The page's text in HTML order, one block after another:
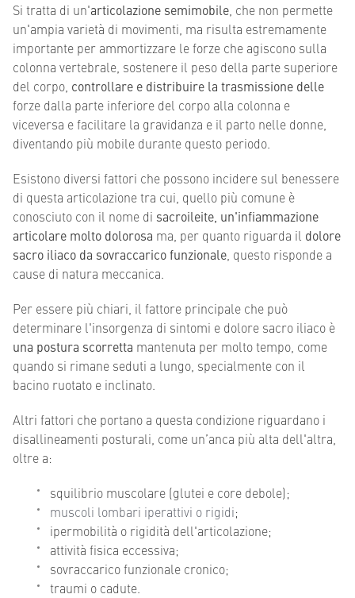
Si tratta di un'articolazione semimobile , che non permette
un'ampia varietà di movimenti, ma risulta estremamente
importante per ammortizzare le forze che agiscono sulla
colonna vertebrale, sostenere il peso della parte superiore
del corpo, controllare e distribuire la trasmissione delle
forze dalla parte inferiore del corpo alla colonna e
viceversa e facilitare la gravidanza e il parto nelle donne,
diventando più mobile durante questo periodo.
Esistono diversi fattori che possono incidere sul benessere
di questa articolazione tra cui, quello più comune è
conosciuto con il nome di sacroileite, un'infiammazione
articolare molto dolorosa ma, per quanto riguarda il dolore
sacro iliaco da sovraccarico funzionale , questo risponde a
cause di natura meccanica.
Per essere più chiari, il fattore principale che può
determinare l'insorgenza di sintomi e dolore sacro iliaco è
una postura scorretta mantenuta per molto tempo, come
quando si rimane seduti a lungo, specialmente con il
bacino ruotato e inclinato.
Altri fattori che portano a questa condizione riguardano i
disallineamenti posturali, come un’anca più alta dell'altra,
oltre a:
squilibrio muscolare (glutei e core debole);
muscoli lombari iperattivi o rigidi;
ipermobilità o rigidità dell'articolazione;
attività fisica eccessiva;
sovraccarico funzionale cronico;
traumi o cadute.